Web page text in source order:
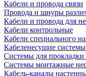
Кабели и провода связи
Провода и шнуры
Кабели и провода для
Кабели контрольные
Кабели специального
Кабеленесущие системы
Системы для прокладки
Системы монтажные
Кабель-каналы